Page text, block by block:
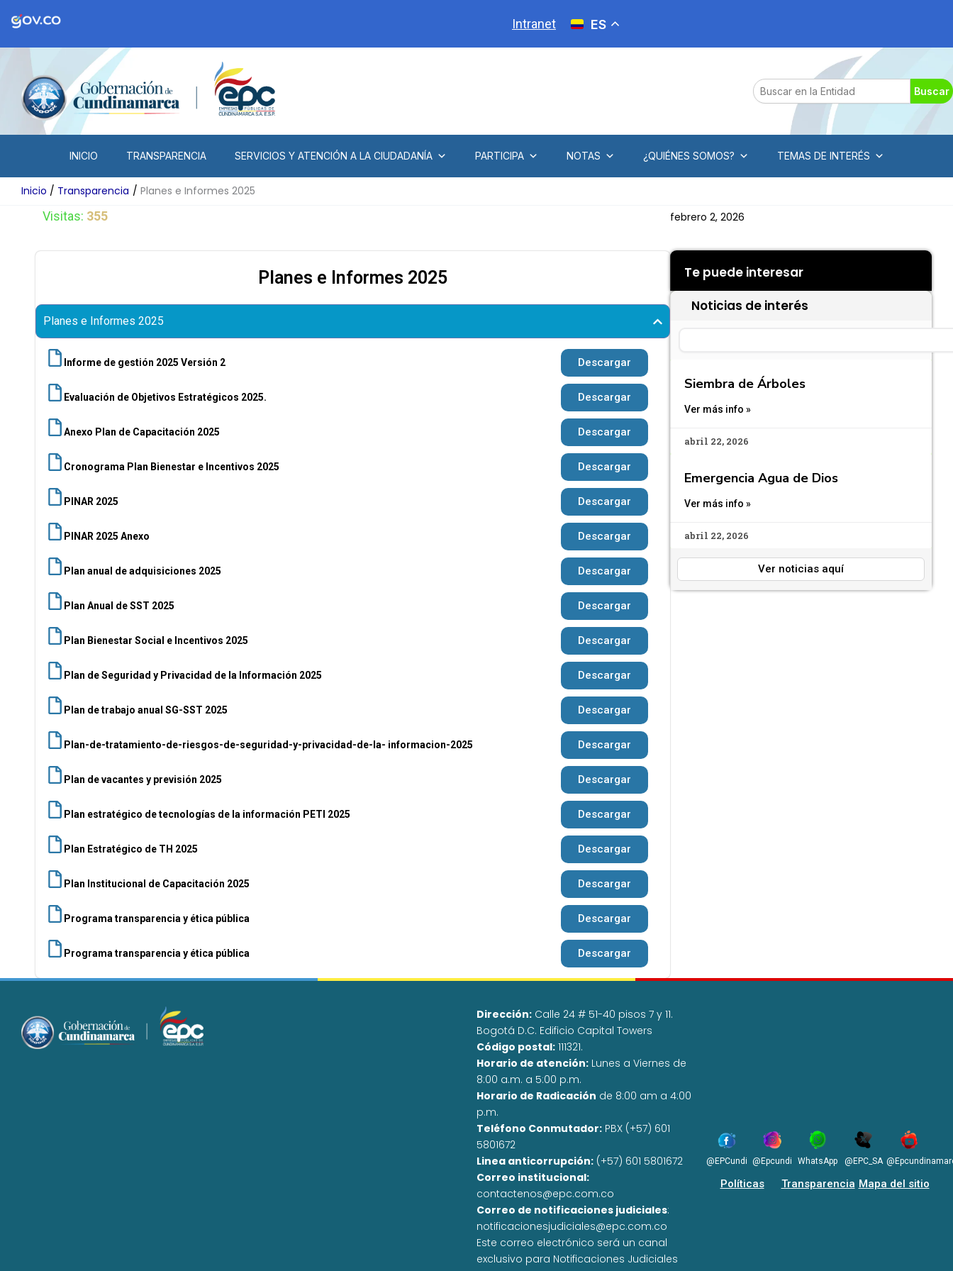
contenido
Intranet ES
Search Buscar
INICIO TRANSPARENCIA SERVICIOS Y ATENCIÓN A LA CIUDADANÍA PARTICIPA NOTAS ¿QUIÉNES SOMOS? TEMAS DE INTERÉS
Inicio Transparencia
Planes e Informes 2025
febrero 2, 2026
Te puede interesar
Noticias de interés
Siembra de Árboles
Ver más info »
abril 22, 2026
Emergencia Agua de Dios
Ver más info »
abril 22, 2026
Ver noticias aquí
Visitas: 355
Planes e Informes 2025
Planes e Informes 2025
Informe de gestión 2025 Versión 2 Descargar
Evaluación de Objetivos Estratégicos 2025. Descargar
Anexo Plan de Capacitación 2025 Descargar
Cronograma Plan Bienestar e Incentivos 2025 Descargar
PINAR 2025 Descargar
PINAR 2025 Anexo Descargar
Plan anual de adquisiciones 2025 Descargar
Plan Anual de SST 2025 Descargar
Plan Bienestar Social e Incentivos 2025 Descargar
Plan de Seguridad y Privacidad de la Información 2025 Descargar
Plan de trabajo anual SG-SST 2025 Descargar
Plan-de-tratamiento-de-riesgos-de-seguridad-y-privacidad-de-la- informacion-2025 Descargar
Plan de vacantes y previsión 2025 Descargar
Plan estratégico de tecnologías de la información PETI 2025 Descargar
Plan Estratégico de TH 2025 Descargar
Plan Institucional de Capacitación 2025 Descargar
Programa transparencia y ética pública Descargar
Programa transparencia y ética pública Descargar
Dirección: Calle 24 # 51-40 pisos 7 y 11.
Bogotá D.C. Edificio Capital Towers
Código postal: 111321.
Horario de atención: Lunes a Viernes de
8:00 a.m. a 5:00 p.m.
Horario de Radicación de 8:00 am a 4:00
p.m.
Teléfono Conmutador: PBX (+57) 601
5801672
Linea anticorrupción: (+57) 601 5801672
Correo institucional:
contactenos@epc.com.co
Correo de notificaciones judiciales:
notificacionesjudiciales@epc.com.co
Este correo electrónico será un canal
exclusivo para Notificaciones Judiciales
@EPCundi @Epcundi WhatsApp @EPC_SA
Políticas Transparencia Mapa del sitio